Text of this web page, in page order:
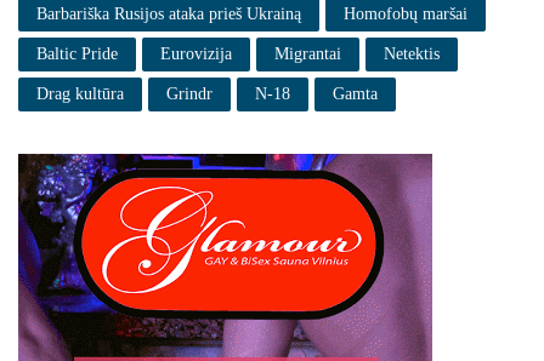
Barbariška Rusijos ataka prieš Ukrainą Homofobų maršai
Baltic Pride Eurovizija Migrantai Netektis
Drag kultūra Grindr N-18 Gamta